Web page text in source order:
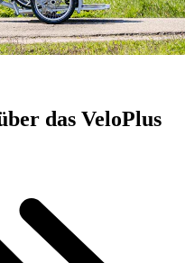
das VeloPlus